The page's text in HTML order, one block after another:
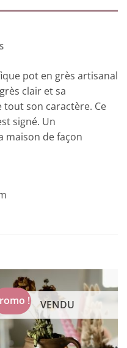
pot en grès artisanal
clair et sa
son caractère. Ce
signé. Un
maison de façon
! VENDU